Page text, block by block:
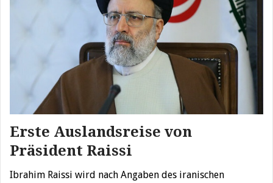
Erste Auslandsreise von
Präsident Raissi
Ibrahim Raissi wird nach Angaben des iranischen